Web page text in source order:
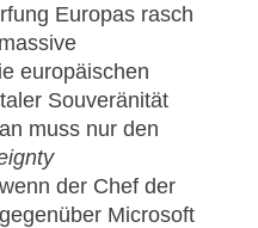
Europas rasch
europäischen
Souveränität
muss nur den
der Chef der
Microsoft